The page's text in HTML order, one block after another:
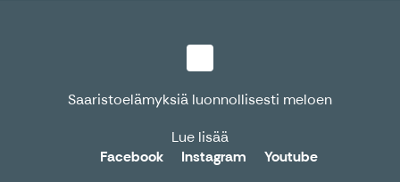
Saaristoelämyksiä luonnollisesti meloen
Lue lisää
Facebook
Instagram Youtube